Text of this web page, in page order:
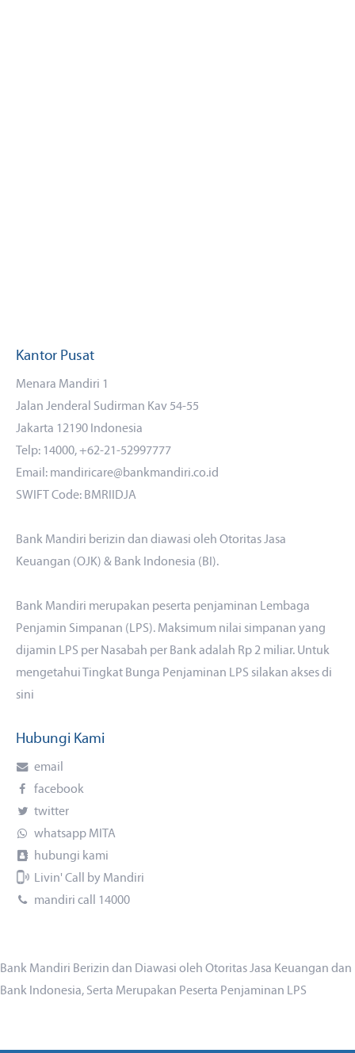
Kantor Pusat
Menara Mandiri 1
Jalan Jenderal Sudirman Kav 54-55
Jakarta 12190 Indonesia
Telp: 14000, +62-21-52997777
Email: mandiricare@bankmandiri.co.id
SWIFT Code: BMRIIDJA
Bank Mandiri berizin dan diawasi oleh Otoritas Jasa
Keuangan (OJK) & Bank Indonesia (BI).
Bank Mandiri merupakan peserta penjaminan Lembaga
Penjamin Simpanan (LPS). Maksimum nilai simpanan yang
dijamin LPS per Nasabah per Bank adalah Rp 2 miliar. Untuk
mengetahui Tingkat Bunga Penjaminan LPS silakan aksesdi
sini
Hubungi Kami
email
facebook
twitter
whatsapp MITA
hubungi kami
Livin' Call by Mandiri
mandiri call 14000
Bank Mandiri Berizin dan Diawasi oleh Otoritas Jasa Keuangan dan
Bank Indonesia, Serta Merupakan Peserta Penjaminan LPS